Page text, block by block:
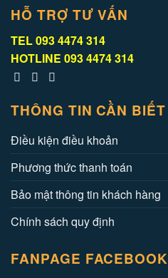
HỖ TRỢ TƯ VẤN
TEL093 4474 314
HOTLINE 093 4474 314
THÔNG TIN CẦN BIẾT
Điều kiện điều khoản
Phương thức thanh toán
Bảo mật thông tin khách hàng
Chính sách quy định
FANPAGE FACEBOOK